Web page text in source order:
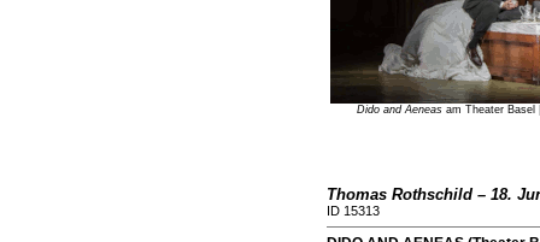
Dido and Aeneas am Theater Basel
Thomas Rothschild – 18.
ID 15313